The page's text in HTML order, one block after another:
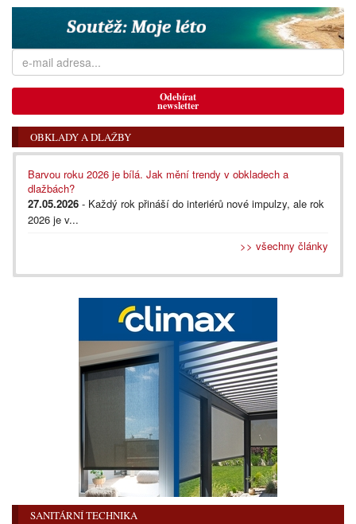
Odebírat
newsletter
OBKLADY A DLAŽBY
Barvou roku 2026 je bílá. Jak mění trendy v obkladech a
dlažbách?
27.05.2026 - Každý rok přináší do interiérů nové impulzy, ale rok
2026 je v...
>> všechny články
SANITÁRNÍ TECHNIKA